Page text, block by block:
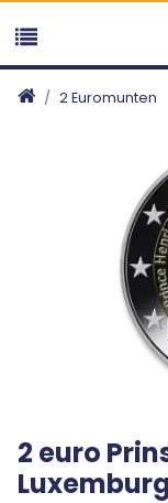
2 Euromunten
2 euro